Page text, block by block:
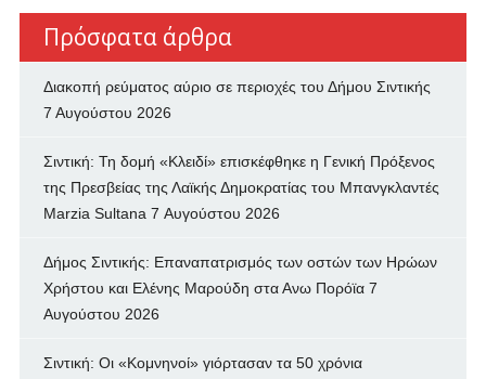
Πρόσφατα άρθρα
Διακοπή ρεύματος αύριο σε περιοχές του Δήμου Σιντικής
7 Αυγούστου 2026
Σιντική: Τη δομή «Κλειδί» επισκέφθηκε η Γενική Πρόξενος
της Πρεσβείας της Λαϊκής Δημοκρατίας του Μπανγκλαντές
Marzia Sultana 7 Αυγούστου 2026
Δήμος Σιντικής: Επαναπατρισμός των oστών των Ηρώων
Χρήστου και Ελένης Μαρούδη στα Ανω Πορόϊα 7
Αυγούστου 2026
Σιντική: Οι «Κομνηνοί» γιόρτασαν τα 50 χρόνια